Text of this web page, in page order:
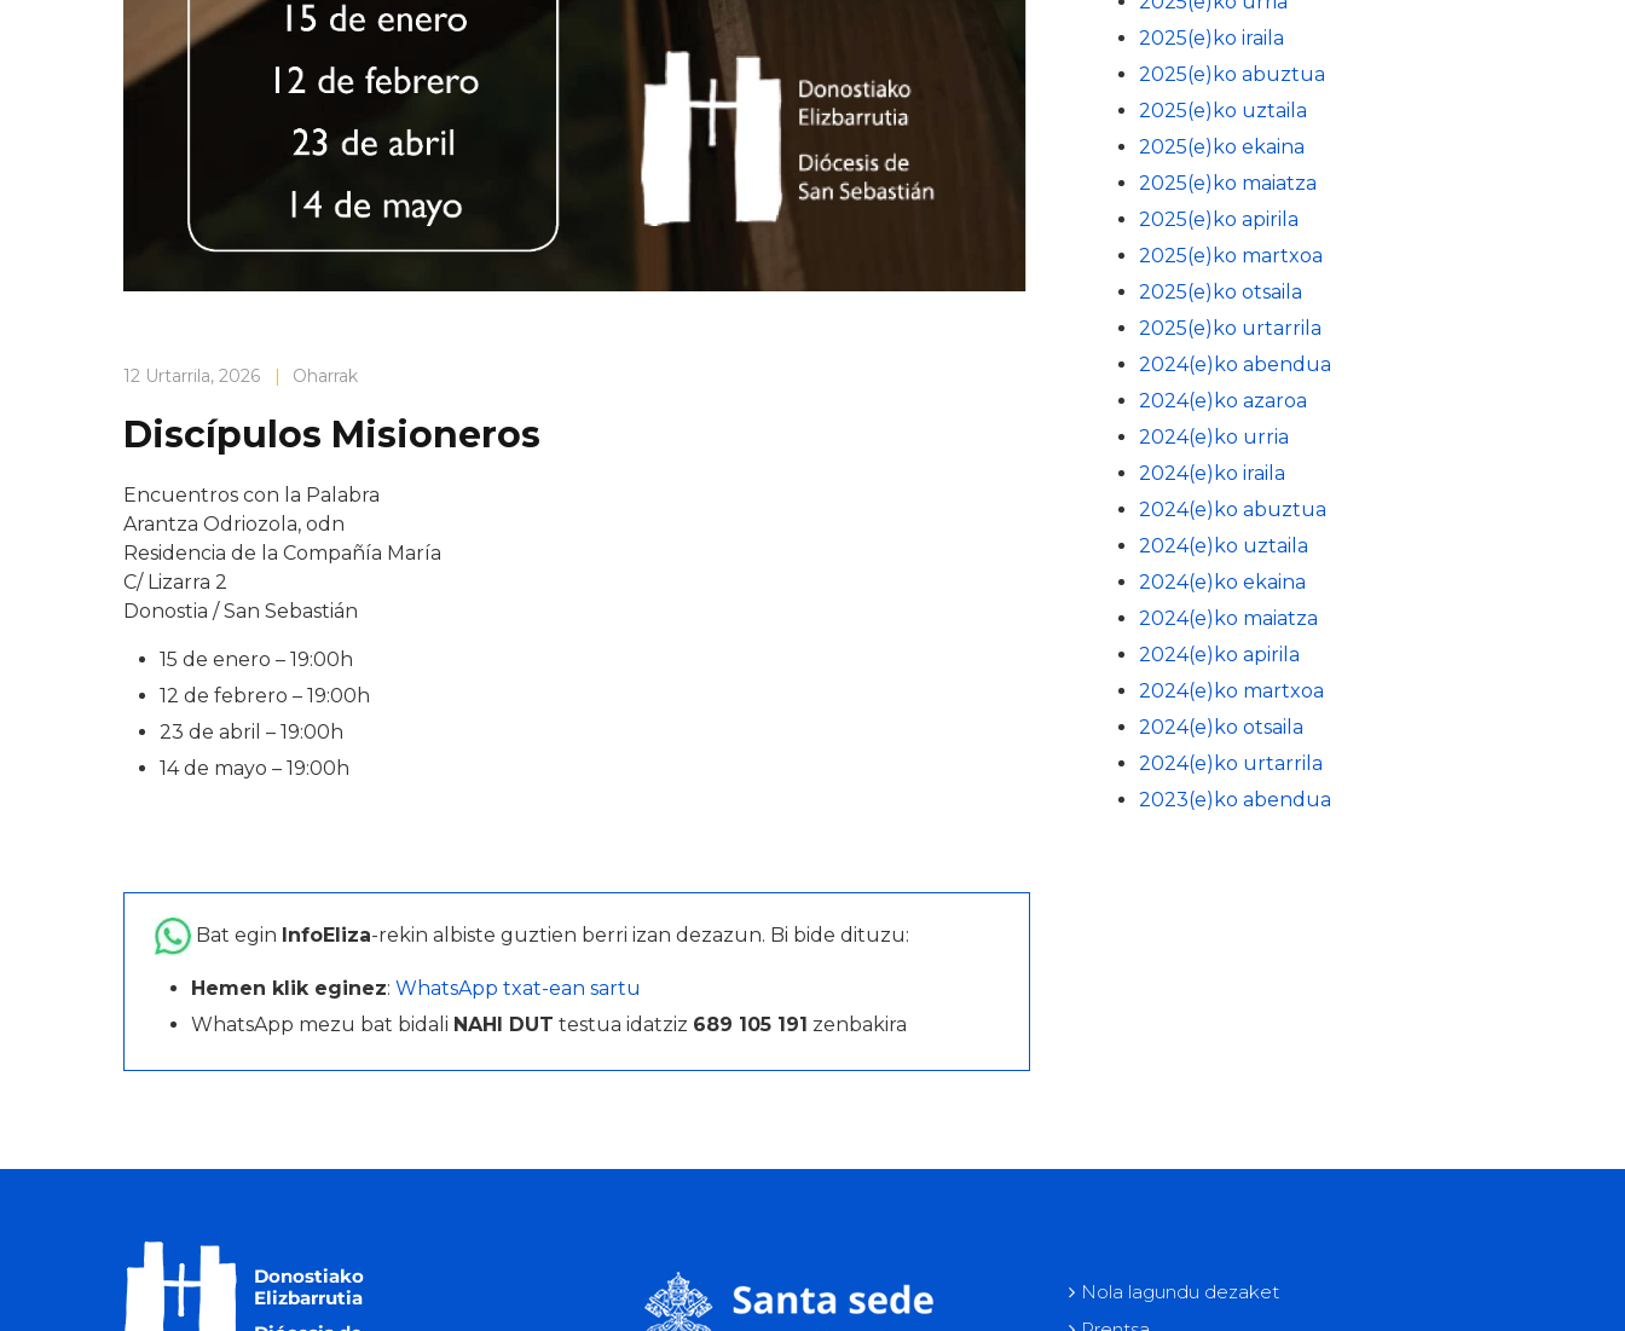
12 Urtarrila, 2026 | Oharrak
Discípulos Misioneros
Encuentros con la Palabra
Arantza Odriozola, odn
Residencia de la Compañía María
C/ Lizarra 2
Donostia / San Sebastián
15 de enero – 19:00h
12 de febrero – 19:00h
23 de abril – 19:00h
14 de mayo – 19:00h
Bat egin InfoEliza-rekin albiste guztien berri izan dezazun. Bi bide dituzu:
Hemen klik eginez: WhatsApp txat-ean sartu
WhatsApp mezu bat bidali NAHI DUT testua idatziz 689 105 191 zenbakira
2025(e)ko iraila
2025(e)ko abuztua
2025(e)ko uztaila
2025(e)ko ekaina
2025(e)ko maiatza
2025(e)ko apirila
2025(e)ko martxoa
2025(e)ko otsaila
2025(e)ko urtarrila
2024(e)ko abendua
2024(e)ko azaroa
2024(e)ko urria
2024(e)ko iraila
2024(e)ko abuztua
2024(e)ko uztaila
2024(e)ko ekaina
2024(e)ko maiatza
2024(e)ko apirila
2024(e)ko martxoa
2024(e)ko otsaila
2024(e)ko urtarrila
2023(e)ko abendua
Nola lagundu dezaket